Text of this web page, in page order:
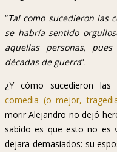
“Tal como sucedieron las
se habría sentido
aquellas personas,
décadas de guerra”.
¿Y cómo sucedieron
comedia (o mejor,
morir Alejandro no dejó
sabido es que esto no es
dejara demasiados: su